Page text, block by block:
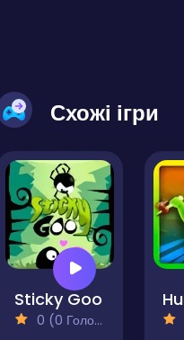
Схожі ігри
Sticky Goo
0 (0 Голосів)